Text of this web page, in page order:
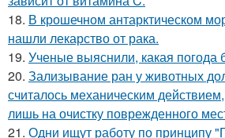
18. В крошечном антарктическом
нашли лекарство от рака.
19. Ученые выяснили, какая погода
20. Зализывание ран у животных
считалось механическим
лишь на очистку поврежденного
21. Одни ищут работу по принципу